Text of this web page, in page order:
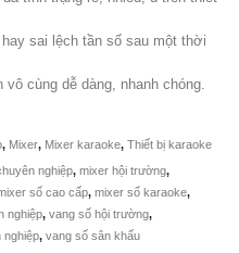
₫.là:
sai lệch tần số sau một thời
cùng dễ dàng, nhanh chóng.
, Mixer, Mixer karaoke, Thiết bị karaoke
nghiệp, mixer hội trường,
số cao cấp, mixer số karaoke,
nghiệp, vang số hội trường,
nghiệp, vang số sân khấu